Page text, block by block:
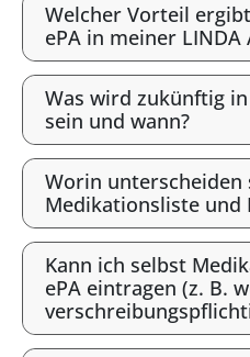
Welcher Vorteil
ePA in meiner LINDA
Was wird zukünftig
sein und wann?
Worin unterscheiden
Medikationsliste und
Kann ich selbst
ePA eintragen (z. B.